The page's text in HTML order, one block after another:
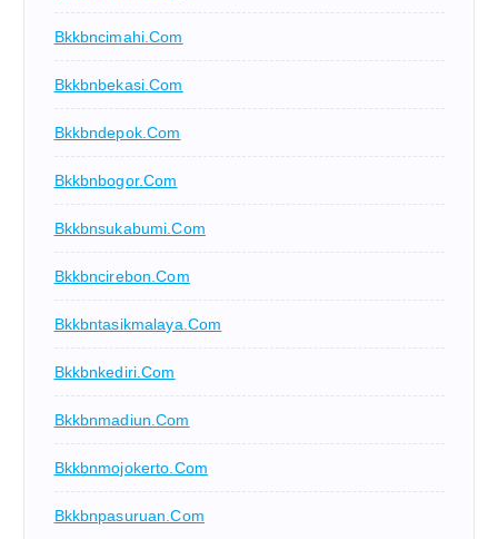
Bkkbncimahi.com
Bkkbnbekasi.com
Bkkbndepok.com
Bkkbnbogor.com
Bkkbnsukabumi.com
Bkkbncirebon.com
Bkkbntasikmalaya.com
Bkkbnkediri.com
Bkkbnmadiun.com
Bkkbnmojokerto.com
Bkkbnpasuruan.com